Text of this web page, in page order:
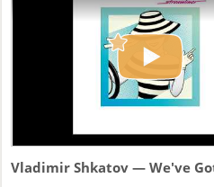
Vladimir Shkatov — We've